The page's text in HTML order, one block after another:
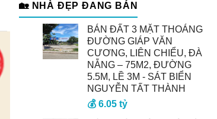
🏡 NHÀ ĐẸP ĐANG BÁN
BÁN ĐẤT 3 MẶT THOÁNG
ĐƯỜNG GIÁP VĂN
CƯƠNG, LIÊN CHIỂU, ĐÀ
NẴNG – 75M2, ĐƯỜNG
5.5M, LỀ 3M - SÁT BIỂN
NGUYỄN TẤT THÀNH
💰 6.05 tỷ